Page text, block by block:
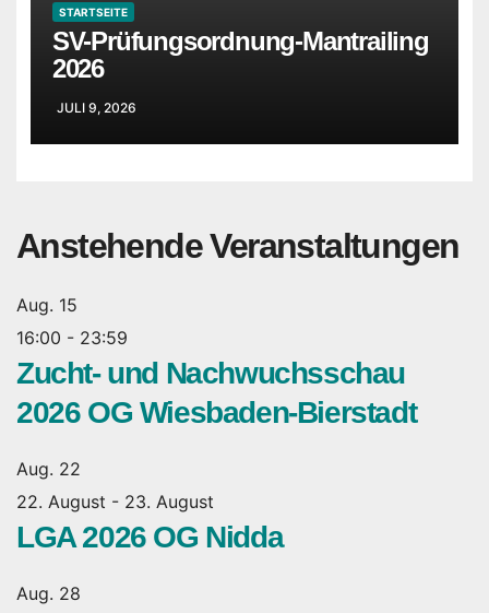
STARTSEITE
SV-Prüfungsordnung-Mantrailing
2026
JULI 9, 2026
Anstehende Veranstaltungen
Aug. 15
16:00 - 23:59
Zucht- und Nachwuchsschau
2026 OG Wiesbaden-Bierstadt
Aug. 22
22. August - 23. August
LGA 2026 OG Nidda
Aug. 28